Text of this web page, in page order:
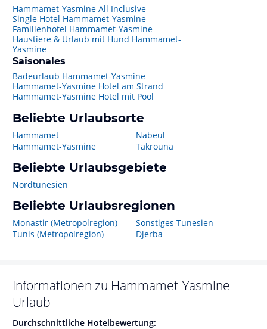
Hammamet-Yasmine All Inclusive
Single Hotel Hammamet-Yasmine
Familienhotel Hammamet-Yasmine
Haustiere & Urlaub mit Hund Hammamet-
Yasmine
Saisonales
Badeurlaub Hammamet-Yasmine
Hammamet-Yasmine Hotel am Strand
Hammamet-Yasmine Hotel mit Pool
Beliebte Urlaubsorte
Hammamet
Hammamet-Yasmine
Nabeul
Takrouna
Beliebte Urlaubsgebiete
Nordtunesien
Beliebte Urlaubsregionen
Monastir (Metropolregion)
Tunis (Metropolregion)
Sonstiges Tunesien
Djerba
Informationen zu Hammamet-Yasmine
Urlaub
Durchschnittliche Hotelbewertung: